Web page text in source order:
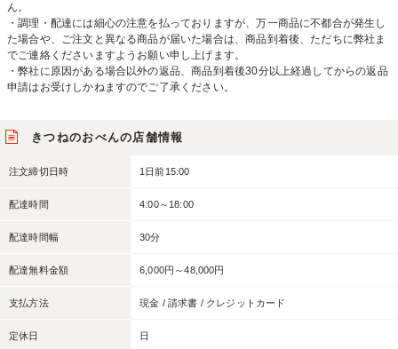
ん。
・調理・配達には細心の注意を払っておりますが、万一商品に不都合が発生し
た場合や、ご注文と異なる商品が届いた場合は、商品到着後、ただちに弊社ま
でご連絡くださいますようお願い申し上げます。
・弊社に原因がある場合以外の返品、商品到着後30分以上経過してからの返品
申請はお受けしかねますのでご了承ください。
きつねのおべんの店舗情報
注文締切日時 1日前15:00
配達時間 4:00～18:00
配達時間幅 30分
配達無料金額 6,000円～48,000円
支払方法 現金 / 請求書 / クレジットカード
定休日 日